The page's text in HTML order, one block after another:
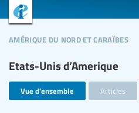
Etats-Unis d’Amerique
amérique du nord et caraïbes
Vue d’ensemble Articles